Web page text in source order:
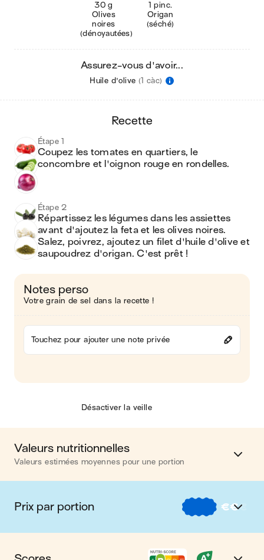
30 g
Olives
noires
(dénoyautées)
1 pinc.
Origan
(séché)
Assurez-vous d'avoir...
Huile d'olive (1 càc)
recette
Étape 1
Coupez les tomates en quartiers, le
concombre et l'oignon rouge en rondelles.
Étape 2
Répartissez les légumes dans les assiettes
avant d'ajoutez la feta et les olives noires.
Salez, poivrez, ajoutez un filet d'huile d'olive et
saupoudrez d'origan. C'est prêt !
Notes perso
Votre grain de sel dans la recette !
Touchez pour ajouter une note privée
Désactiver la veille
Valeurs nutritionnelles
Valeurs estimées moyennes pour une portion
Calories 365 kcal
Matières grasses 29 g
Prix par portion €€€
€ Nos recettes à -2 € par portion